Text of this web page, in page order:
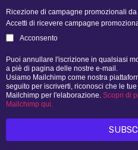
Ricezione di campagne promozionali da
Accetti di ricevere campagne
Acconsento
Puoi annullare l'iscrizione in qualsiasi
a piè di pagina delle nostre e-mail.
Usiamo Mailchimp come nostra
seguito per iscriverti, riconosci che le
Mailchimp per l'elaborazione. Scopri di
Mailchimp qui.